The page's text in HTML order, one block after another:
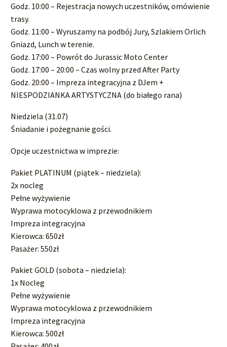
Godz. 10:00 – Rejestracja nowych uczestników, omówienie
trasy.
Godz. 11:00 – Wyruszamy na podbój Jury, Szlakiem Orlich
Gniazd, Lunch w terenie.
Godz. 17:00 – Powrót do Jurassic Moto Center
Godz. 17:00 – 20:00 – Czas wolny przed After Party
Godz. 20:00 – Impreza integracyjna z DJem +
NIESPODZIANKA ARTYSTYCZNA (do białego rana)
Niedziela (31.07)
Śniadanie i pożegnanie gości.
Opcje uczestnictwa w imprezie:
Pakiet PLATINUM (piątek – niedziela):
2x nocleg
Pełne wyżywienie
Wyprawa motocyklowa z przewodnikiem
Impreza integracyjna
Kierowca: 650zł
Pasażer: 550zł
Pakiet GOLD (sobota – niedziela):
1x Nocleg
Pełne wyżywienie
Wyprawa motocyklowa z przewodnikiem
Impreza integracyjna
Kierowca: 500zł